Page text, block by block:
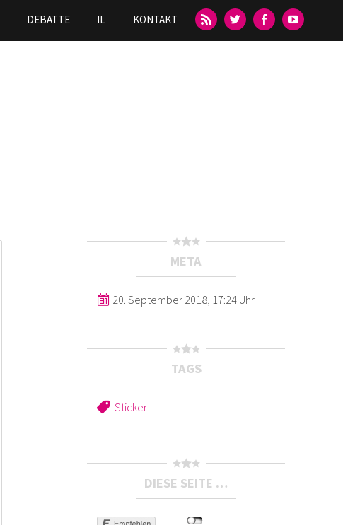
DEBATTE IL KONTAKT
META
20. September 2018, 17:24 Uhr
TAGS
Sticker
DIESE SEITE …